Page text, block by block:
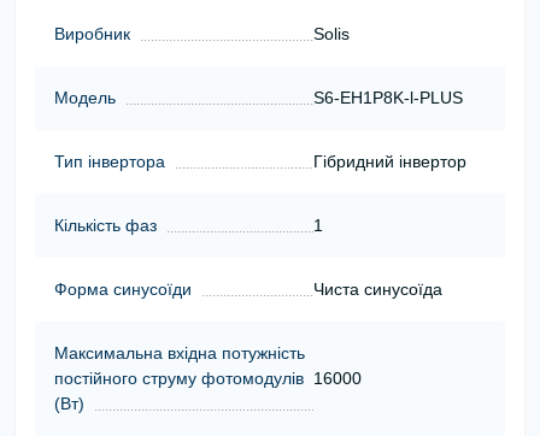
Виробник Solis
Модель S6-EH1P8K-l-PLUS
Тип інвертора Гібридний інвертор
Кількість фаз 1
Форма синусоїди Чиста синусоїда
Максимальна вхідна потужність
постійного струму фотомодулів
(Вт)
16000